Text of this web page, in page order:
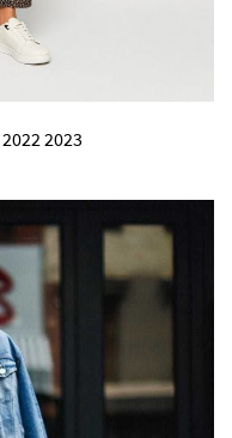
2023